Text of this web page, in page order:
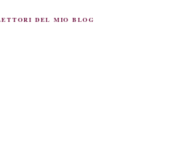
DEL MIO BLOG